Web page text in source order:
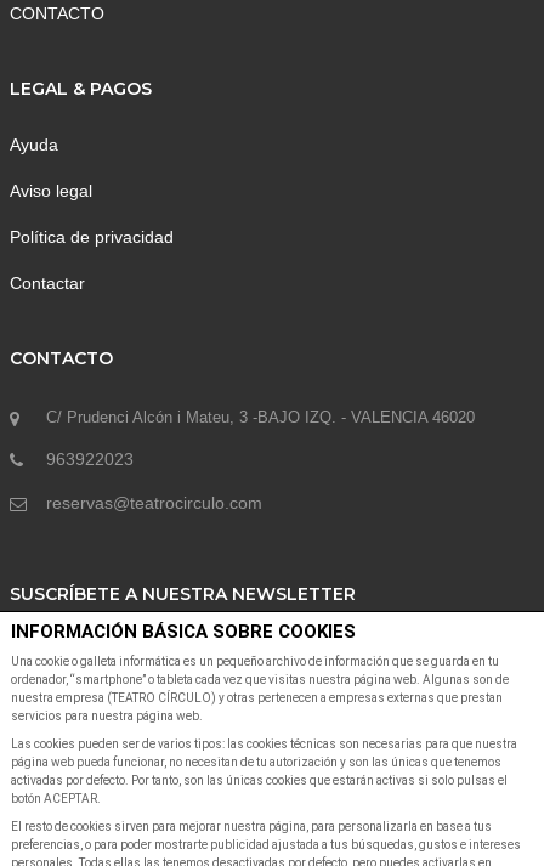
CONTACTO
LEGAL & PAGOS
Ayuda
Aviso legal
Política de privacidad
Contactar
CONTACTO
C/ Prudenci Alcón i Mateu, 3 -BAJO IZQ. - VALENCIA 46020
963922023
reservas@teatrocirculo.com
SUSCRÍBETE A NUESTRA NEWSLETTER
Suscribete a nuestra Newsletter para recibir las últimas noticias y ofertas
INFORMACIÓN BÁSICA SOBRE COOKIES
Una cookie o galleta informática es un pequeño archivo de información que se guarda en tu
ordenador, “smartphone” o tableta cada vez que visitas nuestra página web. Algunas son de
nuestra empresa (TEATRO CÍRCULO) y otras pertenecen a empresas externas que prestan
servicios para nuestra página web.
Las cookies pueden ser de varios tipos: las cookies técnicas son necesarias para que nuestra
página web pueda funcionar, no necesitan de tu autorización y son las únicas que tenemos
activadas por defecto. Por tanto, son las únicas cookies que estarán activas si solo pulsas el
botón ACEPTAR.
El resto de cookies sirven para mejorar nuestra página, para personalizarla en base a tus
preferencias, o para poder mostrarte publicidad ajustada a tus búsquedas, gustos e intereses
personales. Todas ellas las tenemos desactivadas por defecto, pero puedes activarlas en